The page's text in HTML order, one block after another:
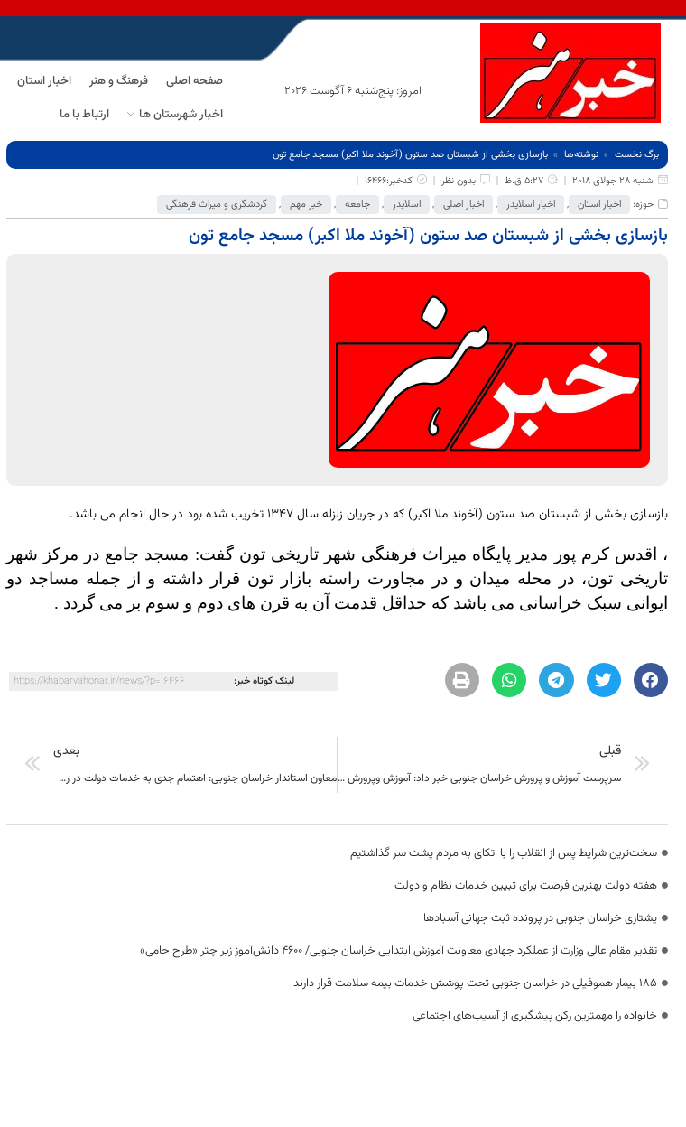
امروز: پنج‌شنبه 6 آگوست 2026
صفحه اصلی فرهنگ و هنر اخبار استان
اخبار شهرستان ها
ارتباط با ما
برگ نخست نوشته‌ها
بازسازی بخشی از شبستان صد ستون (آخوند ملا اکبر) مسجد جامع تون
شنبه 28 جولای 2018
5:27 ق.ظ بدون نظر
کدخبر:16466
حوزه:
اخبار استان , اخبار اسلایدر , اخبار اصلی , اسلایدر , جامعه , خبر مهم , گردشگری و میراث فرهنگی
بازسازی بخشی از شبستان صد ستون (آخوند ملا اکبر) مسجد جامع تون
بازسازی بخشی از شبستان صد ستون (آخوند ملا اکبر) که در جریان زلزله سال 1347 تخریب شده بود در حال انجام می باشد.
، اقدس کرم پور مدیر پایگاه میراث فرهنگی شهر تاریخی تون گفت: مسجد جامع در مرکز شهر
تاریخی تون، در محله میدان و در مجاورت راسته بازار تون قرار داشته و از جمله مساجد دو
ایوانی سبک خراسانی می باشد که حداقل قدمت آن به قرن های دوم و سوم بر می گردد .
لینک کوتاه خبر: https://khabarvahonar.ir/news/?p=16466
قبلی
سرپرست آموزش و پرورش خراسان جنوبی خبر داد: آموزش وپرورش درردیف دستگاههای برترمبارزه باموادمخدر
بعدی
معاون استاندار خراسان جنوبی: اهتمام جدی به خدمات دولت در رسانه ضروری است
سخت‌ترین شرایط پس از انقلاب را با اتکای به مردم پشت سر گذاشتیم
هفته دولت بهترین فرصت برای تبیین خدمات نظام و دولت
یشتازی خراسان جنوبی در پرونده ثبت جهانی آسبادها
تقدیر مقام عالی وزارت از عملکرد جهادی معاونت آموزش ابتدایی خراسان جنوبی/ ۴۶۰۰ دانش‌آموز زیر چتر «طرح حامی»
۱۸۵ بیمار هموفیلی در خراسان جنوبی تحت پوشش خدمات بیمه سلامت قرار دارند
خانواده را مهمترین رکن پیشگیری از آسیب‌های اجتماعی